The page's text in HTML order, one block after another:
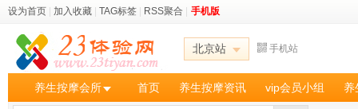
设为首页 加入收藏 TAG标签 RSS聚合 手机版
北京站 手机站
养生按摩会所 首页 养生按摩资讯 vip会员小组 养